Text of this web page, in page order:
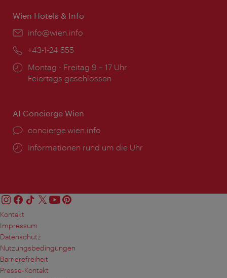
Wien Hotels & Info
Email:
info@wien.info
Telefon:
+43-1-24 555
Öffnungszeiten:
Montag - Freitag 9 – 17 Uhr
Feiertags geschlossen
AI Concierge Wien
Ort:
concierge.wien.info
Öffnungszeiten:
Informationen rund um die Uhr
Kontakt
Impressum
Datenschutz
Nutzungsbedingungen
Barrierefreiheit
Presse-Kontakt